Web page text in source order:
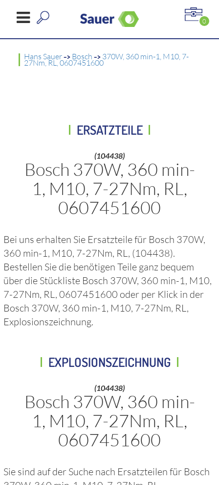
0
Hans Sauer-> Bosch -> 370W, 360 min-1, M10, 7-
27Nm, RL, 0607451600
ERSATZTEILE
(104438)
Bosch 370W, 360 min-
1, M10, 7-27Nm, RL,
0607451600
Bei uns erhalten Sie Ersatzteile für Bosch 370W,
360 min-1, M10, 7-27Nm, RL, (104438).
Bestellen Sie die benötigen Teile ganz bequem
über die Stückliste Bosch 370W, 360 min-1, M10,
7-27Nm, RL, 0607451600 oder per Klick in der
Bosch 370W, 360 min-1, M10, 7-27Nm, RL,
Explosionszeichnung.
EXPLOSIONSZEICHNUNG
(104438)
Bosch 370W, 360 min-
1, M10, 7-27Nm, RL,
0607451600
Sie sind auf der Suche nach Ersatzteilen für Bosch